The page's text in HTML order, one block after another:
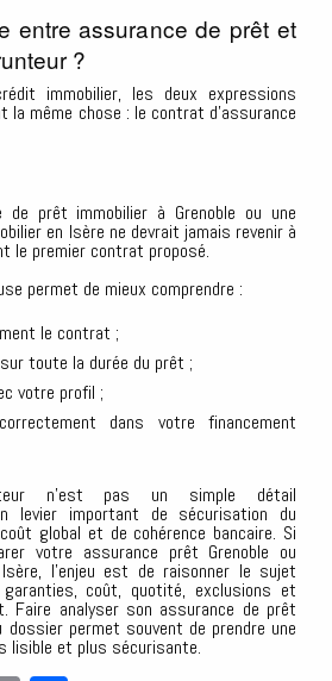
entre assurance de prêt et
?
immobilier, les deux expressions
la même chose : le contrat d’assurance
de prêt immobilier à Grenoble ou une
en Isère ne devrait jamais revenir à
le premier contrat proposé.
permet de mieux comprendre :
le contrat ;
toute la durée du prêt ;
votre profil ;
dans votre financement
n’est pas un simple détail
levier important de sécurisation du
global et de cohérence bancaire. Si
votre assurance prêt Grenoble ou
l’enjeu est de raisonner le sujet
coût, quotité, exclusions et
Faire analyser son assurance de prêt
dossier permet souvent de prendre une
lisible et plus sécurisante.